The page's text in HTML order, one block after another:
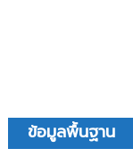
ข้อมูลพื้นฐาน